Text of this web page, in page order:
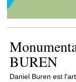
BUREN
Daniel Buren est